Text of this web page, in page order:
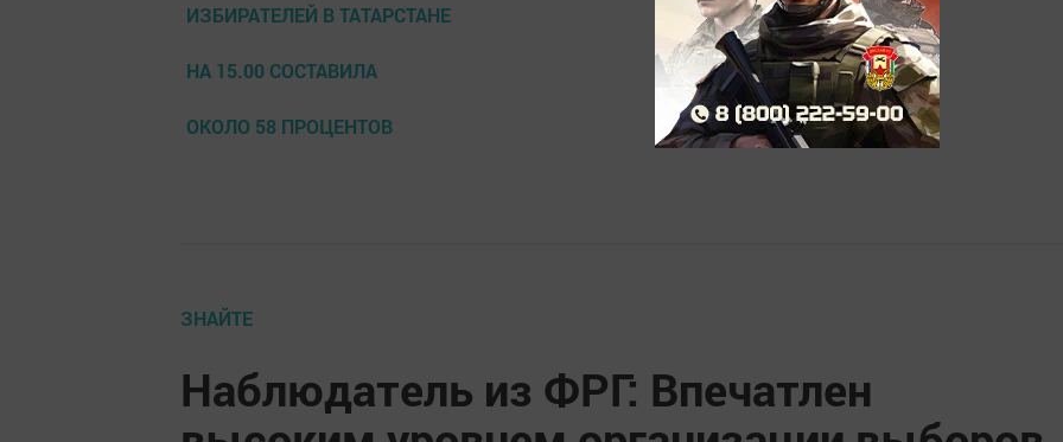
ИЗБИРАТЕЛЕЙ В ТАТАРСТАНЕ
НА 15.00 СОСТАВИЛА
ОКОЛО 58 ПРОЦЕНТОВ
ЗНАЙТЕ
Наблюдатель из ФРГ: Впечатлен